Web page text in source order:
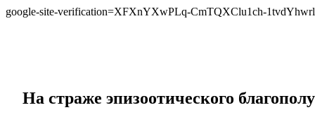
google-site-verification=XFXnYXwPLq-CmTQXClu1ch-
На страже